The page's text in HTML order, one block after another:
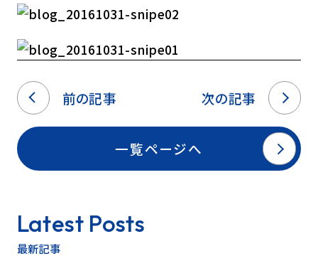
前の記事
一覧ページへ
次の記事
Latest Posts
最新記事